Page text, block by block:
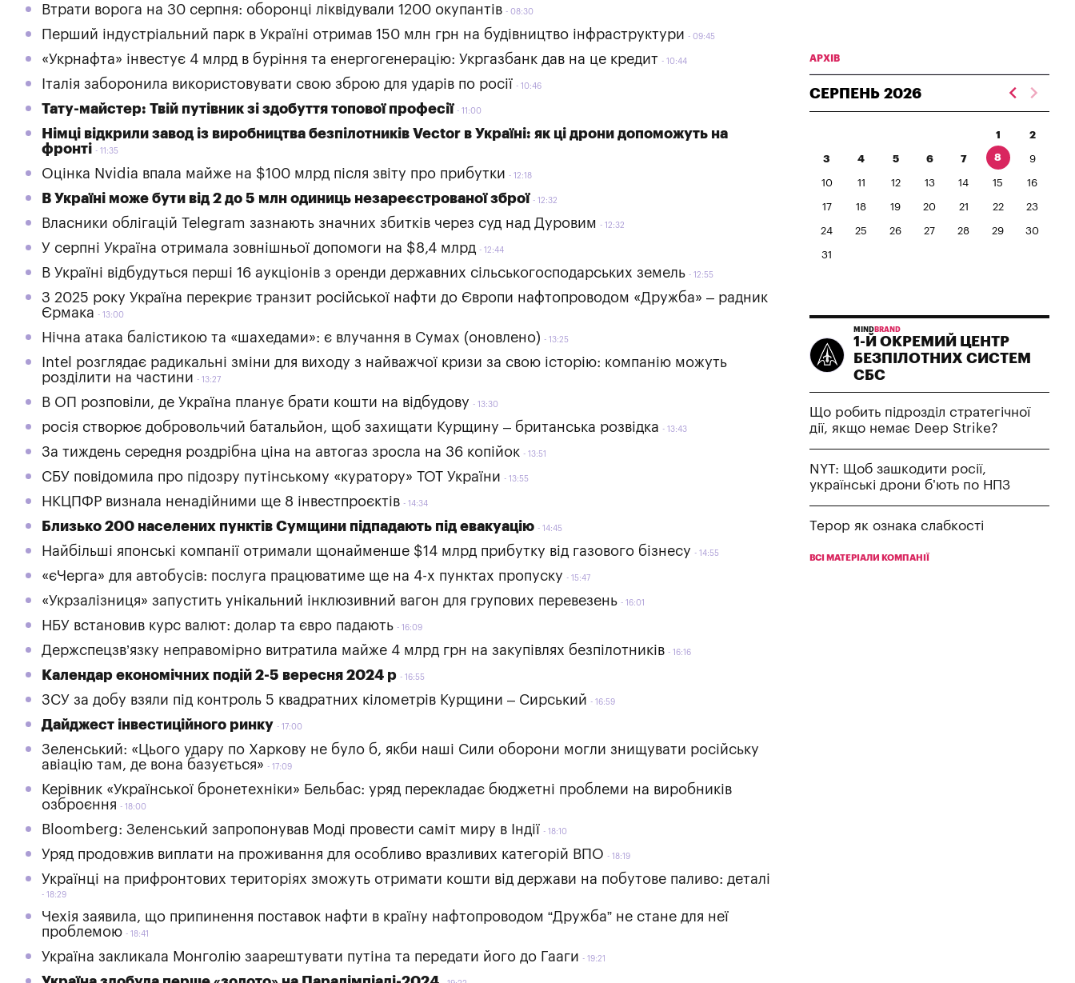
Втрати ворога на 30 серпня: оборонці ліквідували 1200 окупантів 08:30
Перший індустріальний парк в Україні отримав 150 млн грн на будівництво інфраструктури 09:45
«Укрнафта» інвестує 4 млрд в буріння та енергогенерацію: Укргазбанк дав на це кредит 10:44
Італія заборонила використовувати свою зброю для ударів по росії 10:46
Тату-майстер: Твій путівник зі здобуття топової професії 11:00
Німці відкрили завод із виробництва безпілотників Vector в Україні: як ці дрони допоможуть на
фронті
11:35
Оцінка Nvidia впала майже на $100 млрд після звіту про прибутки 12:18
В Україні може бути від 2 до 5 млн одиниць незареєстрованої зброї 12:32
Власники облігацій Telegram зазнають значних збитків через суд над Дуровим 12:32
У серпні Україна отримала зовнішньої допомоги на $8,4 млрд 12:44
В Україні відбудуться перші 16 аукціонів з оренди державних сільськогосподарських земель 12:55
З 2025 року Україна перекриє транзит російської нафти до Європи нафтопроводом «Дружба» – радник
Єрмака
13:00
Нічна атака балістикою та «шахедами»: є влучання в Сумах (оновлено) 13:25
Intel розглядає радикальні зміни для виходу з найважчої кризи за свою історію: компанію можуть
розділити на частини
13:27
В ОП розповіли, де Україна планує брати кошти на відбудову 13:30
росія створює добровольчий батальйон, щоб захищати Курщину – британська розвідка 13:43
За тиждень середня роздрібна ціна на автогаз зросла на 36 копійок 13:51
СБУ повідомила про підозру путінському «куратору» ТОТ України 13:55
НКЦПФР визнала ненадійними ще 8 інвестпроєктів 14:34
Близько 200 населених пунктів Сумщини підпадають під евакуацію 14:45
Найбільші японські компанії отримали щонайменше $14 млрд прибутку від газового бізнесу 14:55
«єЧерга» для автобусів: послуга працюватиме ще на 4-х пунктах пропуску 15:47
«Укрзалізниця» запустить унікальний інклюзивний вагон для групових перевезень 16:01
НБУ встановив курс валют: долар та євро падають 16:09
Держспецзв’язку неправомірно витратила майже 4 млрд грн на закупівлях безпілотників 16:16
Календар економічних подій 2-5 вересня 2024 р 16:55
ЗСУ за добу взяли під контроль 5 квадратних кілометрів Курщини – Сирський 16:59
Дайджест інвестиційного ринку 17:00
Зеленський: «Цього удару по Харкову не було б, якби наші Сили оборони могли знищувати російську
авіацію там, де вона базується»
17:09
Керівник «Української бронетехніки» Бельбас: уряд перекладає бюджетні проблеми на виробників
озброєння
18:00
Bloomberg: Зеленський запропонував Моді провести саміт миру в Індії 18:10
Уряд продовжив виплати на проживання для особливо вразливих категорій ВПО 18:19
Українці на прифронтових територіях зможуть отримати кошти від держави на побутове паливо: деталі
18:29
Чехія заявила, що припинення поставок нафти в країну нафтопроводом “Дружба” не стане для неї
проблемою
18:41
Україна закликала Монголію заарештувати путіна та передати його до Гааги 19:21
АРХІВ
СЕРПЕНЬ 2026
1 2
3 4 5 6 7 8 9
10 11 12 13 14 15 16
17 18 19 20 21 22 23
24 25 26 27 28 29 30
31
MIND BRAND
1-Й ОКРЕМИЙ ЦЕНТР
БЕЗПІЛОТНИХ СИСТЕМ
СБС
Що робить підрозділ стратегічної
дії, якщо немає Deep Strike?
NYT: Щоб зашкодити росії,
українські дрони б’ють по НПЗ
Терор як ознака слабкості
ВСІ МАТЕРІАЛИ КОМПАНІЇ